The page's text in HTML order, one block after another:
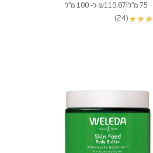
75 מ"ל | ₪119.87 ל- 100 מ"ל
★
★
★
(24)